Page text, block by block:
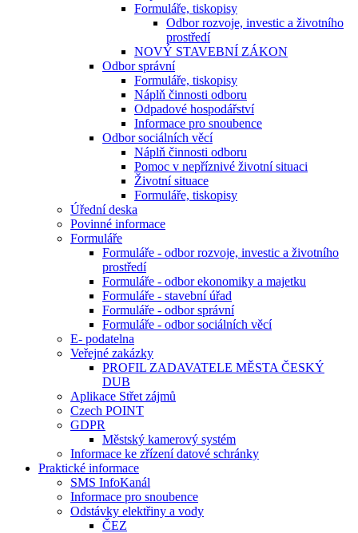
Formuláře, tiskopisy
Odbor rozvoje, investic a životního
prostředí
NOVÝ STAVEBNÍ ZÁKON
Odbor správní
Formuláře, tiskopisy
Náplň činnosti odboru
Odpadové hospodářství
Informace pro snoubence
Odbor sociálních věcí
Náplň činnosti odboru
Pomoc v nepříznivé životní situaci
Životní situace
Formuláře, tiskopisy
Úřední deska
Povinné informace
Formuláře
Formuláře - odbor rozvoje, investic a životního
prostředí
Formuláře - odbor ekonomiky a majetku
Formuláře - stavební úřad
Formuláře - odbor správní
Formuláře - odbor sociálních věcí
E- podatelna
Veřejné zakázky
PROFIL ZADAVATELE MĚSTA ČESKÝ
DUB
Aplikace Střet zájmů
Czech POINT
GDPR
Městský kamerový systém
Informace ke zřízení datové schránky
Praktické informace
SMS InfoKanál
Informace pro snoubence
Odstávky elektřiny a vody
ČEZ